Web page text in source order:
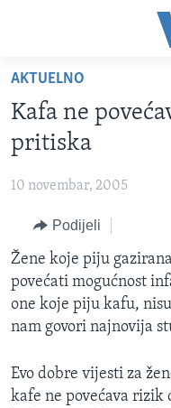
glavni
sadržaj
na
glavnu
pretragu
TV PROGRAM
FOTOGRAFIJE DANA
VIJESTI
SJEDINJENE
BOSNA I
NAUKA I TEHNOLOGIJA
SPECIJALNI PROJEKTI
KORUPCIJA
SLOBODA MEDIJA
IZBJEGLIČKA STRANA
AKTUELNO
Kafa ne
pritiska
10 novembar, 2005
Podijeli
Žene koje piju
povećati mogućnost
one koje piju kafu,
nam govori najnovija
Evo dobre vijesti za
kafe ne povećava rizik